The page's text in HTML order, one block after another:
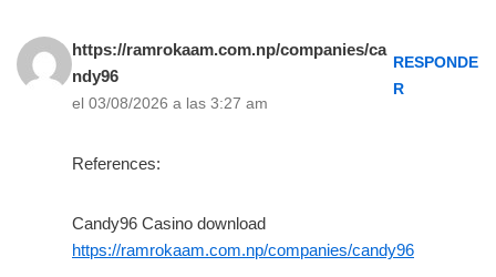
https://ramrokaam.com.np/companies/ca
ndy96
el 03/08/2026 a las 3:27 am
RESPONDE
R
References:
Candy96 Casino download
https://ramrokaam.com.np/companies/candy96